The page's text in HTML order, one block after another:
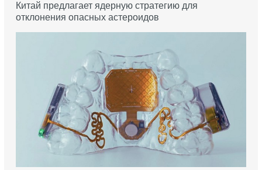
Китай предлагает ядерную стратегию для
отклонения опасных астероидов